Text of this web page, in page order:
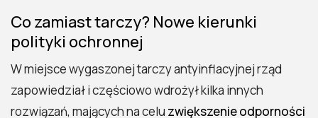
Co zamiast tarczy? Nowe kierunki
polityki ochronnej
W miejsce wygaszonej tarczy antyinflacyjnej rząd
zapowiedział i częściowo wdrożył kilka innych
rozwiązań, mających na celu zwiększenie odporności